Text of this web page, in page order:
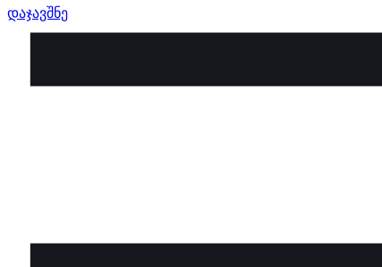
დაჯავშნე